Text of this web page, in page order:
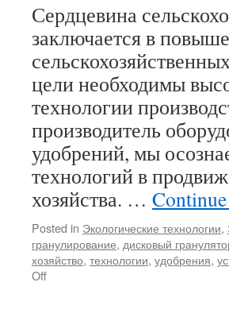
Сердцевина
заключается в
цели необходимы
технологии
производитель
удобрений, мы
технологий в
хозяйства. …
Posted in Экологические технологии,
гранулирование, дисковый
хозяйство, технологии, удобрения,
Offon